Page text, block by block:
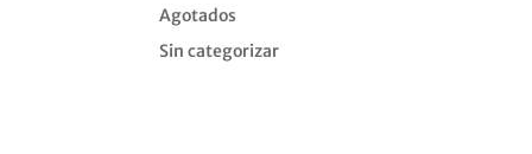
Agotados
Sin categorizar